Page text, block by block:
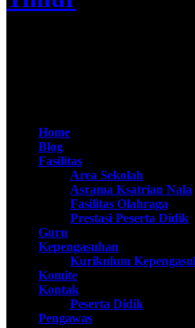
Home
Blog
Fasilitas
Area Sekolah
Asrama Ksatrian Nala
Fasilitas Olahraga
Prestasi Peserta Didik
Guru
Kepengasuhan
Kurikulum
Komite
Kontak
Peserta Didik
Pengawas